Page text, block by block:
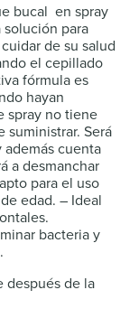
bucal en spray
solución para
de su salud
el cepillado
fórmula es
hayan
spray no tiene
suministrar. Será
además cuenta
a desmanchar
para el uso
edad. – Ideal
bacteria y
después de la